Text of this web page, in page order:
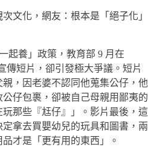
文化，網友：根本是「絕子化」
起養」政策，教育部 9 月在
傳短片，卻引發極大爭議。短片
，因老婆不認同他蒐集公仔，他
仔包裹，卻被自己母親用鄙夷的
那些『尪仔』」。影片最後，這
拿去買嬰幼兒的玩具和圖書，兩
才是「更有用的東西」。